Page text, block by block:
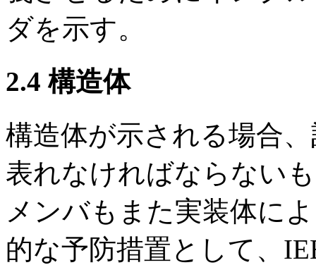
ダを示す。
2.4 構造体
構造体が示される場合
表れなければならない
メンバもまた実装体に
的な予防措置として、